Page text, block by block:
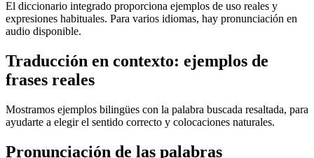
El diccionario integrado proporciona ejemplos de uso reales y
expresiones habituales. Para varios idiomas, hay pronunciación en
audio disponible.
Traducción en contexto: ejemplos de
frases reales
Mostramos ejemplos bilingües con la palabra buscada resaltada, para
ayudarte a elegir el sentido correcto y colocaciones naturales.
Pronunciación de las palabras